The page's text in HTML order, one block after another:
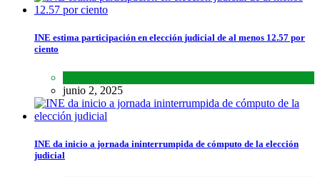
INE estima participación en elección judicial de al menos 12.57 por
ciento
junio 2, 2025
INE da inicio a jornada ininterrumpida de cómputo de la elección
judicial